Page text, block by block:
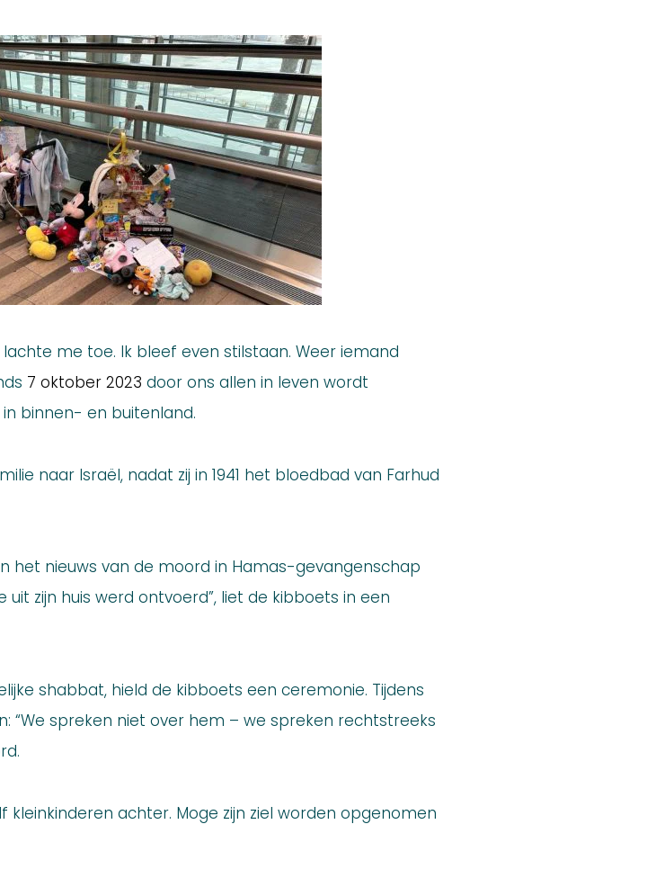
me toe. Ik bleef even stilstaan. Weer iemand
7 oktober 2023 door ons allen in leven wordt
binnen- en buitenland.
naar Israël, nadat zij in 1941 het bloedbad van Farhud
het nieuws van de moord in Hamas-gevangenschap
zijn huis werd ontvoerd”, liet de kibboets in een
shabbat, hield de kibboets een ceremonie. Tijdens
“We spreken niet over hem – we spreken rechtstreeks
kleinkinderen achter. Moge zijn ziel worden opgenomen